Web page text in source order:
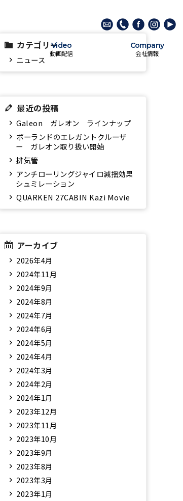
Video
動画配信
Company
会社情報
カテゴリー
ニュース
最近の投稿
Galeon ガレオン ラインナップ
ポーランドのエレガントクルーザ
ー ガレオン取り扱い開始
排気管
アンチローリングジャイロ減揺効果
シュミレーション
QUARKEN 27CABIN Kazi Movie
アーカイブ
2026年4月
2024年11月
2024年9月
2024年8月
2024年7月
2024年6月
2024年5月
2024年4月
2024年3月
2024年2月
2024年1月
2023年12月
2023年11月
2023年10月
2023年9月
2023年8月
2023年3月
2023年1月